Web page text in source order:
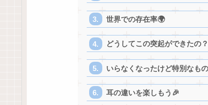
世界での存在率🌍
どうしてこの突起ができたの
いらなくなったけど特別なも
耳の違いを楽しもう🎉